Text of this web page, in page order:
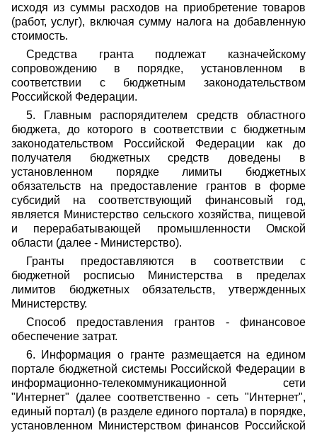
исходя из суммы расходов на приобретение товаров
(работ, услуг), включая сумму налога на добавленную
стоимость.
Средства гранта подлежат казначейскому
сопровождению в порядке, установленном в
соответствии с бюджетным законодательством
Российской Федерации.
5. Главным распорядителем средств областного
бюджета, до которого в соответствии с бюджетным
законодательством Российской Федерации как до
получателя бюджетных средств доведены в
установленном порядке лимиты бюджетных
обязательств на предоставление грантов в форме
субсидий на соответствующий финансовый год,
является Министерство сельского хозяйства, пищевой
и перерабатывающей промышленности Омской
области (далее - Министерство).
Гранты предоставляются в соответствии с
бюджетной росписью Министерства в пределах
лимитов бюджетных обязательств, утвержденных
Министерству.
Способ предоставления грантов - финансовое
обеспечение затрат.
6. Информация о гранте размещается на едином
портале бюджетной системы Российской Федерации в
информационно-телекоммуникационной сети
"Интернет" (далее соответственно - сеть "Интернет",
единый портал) (в разделе единого портала) в порядке,
установленном Министерством финансов Российской